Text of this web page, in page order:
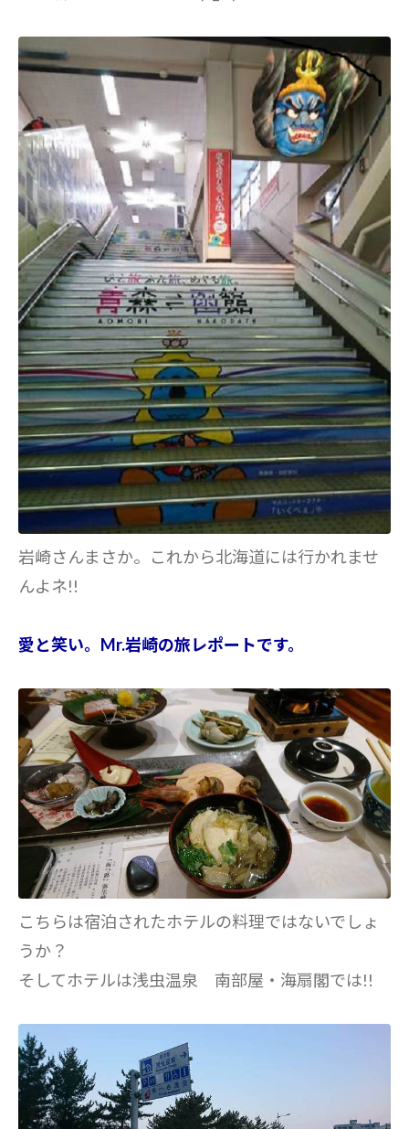
岩崎さんまさか。これから北海道には行かれませ
んよネ!!
愛と笑い。Mr.岩崎の旅レポートです。
こちらは宿泊されたホテルの料理ではないでしょ
うか？
そしてホテルは浅虫温泉 南部屋・海扇閣では!!